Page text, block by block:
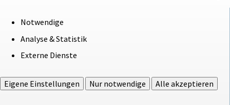
Notwendige
Analyse & Statistik
Externe Dienste
Eigene Einstellungen Nur notwendige Alle akzeptieren